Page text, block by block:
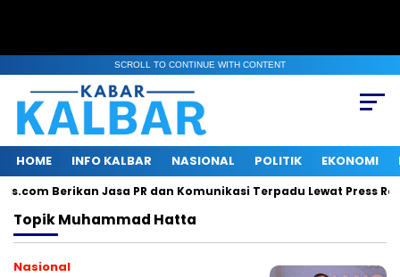
SCROLL TO CONTINUE WITH CONTENT
HOME INFO KALBAR NASIONAL POLITIK EKONOMI
Berikan Jasa PR dan Komunikasi Terpadu Lewat Press
TopikMuhammad Hatta
Nasional